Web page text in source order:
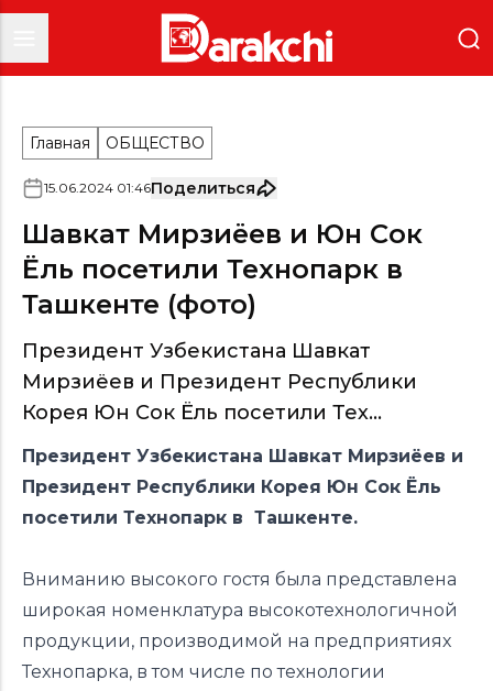
Главная ОБЩЕСТВО
15.06.2024 01:46Поделиться
Шавкат Мирзиёев и Юн Сок
Ёль посетили Технопарк в
Ташкенте (фото)
Президент Узбекистана Шавкат
Мирзиёев и Президент Республики
Корея Юн Сок Ёль посетили Тех...
Президент Узбекистана Шавкат Мирзиёев и
Президент Республики Корея Юн Сок Ёль
посетили Технопарк в Ташкенте.
Вниманию высокого гостя была представлена
широкая номенклатура высокотехнологичной
продукции, производимой на предприятиях
Технопарка, в том числе по технологии